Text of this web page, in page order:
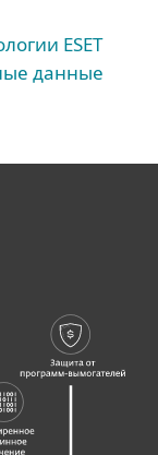
ESET
данные